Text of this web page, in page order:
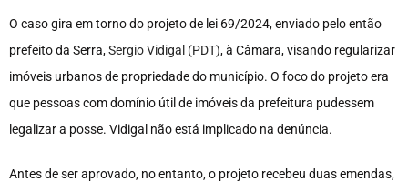
O caso gira em torno do projeto de lei 69/2024, enviado pelo então
prefeito da Serra,Sergio Vidigal (PDT), à Câmara, visando regularizar
imóveis urbanos de propriedade do município. O foco do projeto era
que pessoas com domínio útil de imóveis da prefeitura pudessem
legalizar a posse. Vidigal não está implicado na denúncia.
Antes de ser aprovado, no entanto, o projeto recebeu duas emendas,